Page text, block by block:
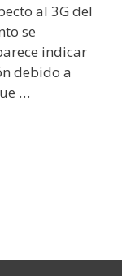
al 3G del
se
indicar
debido a
…